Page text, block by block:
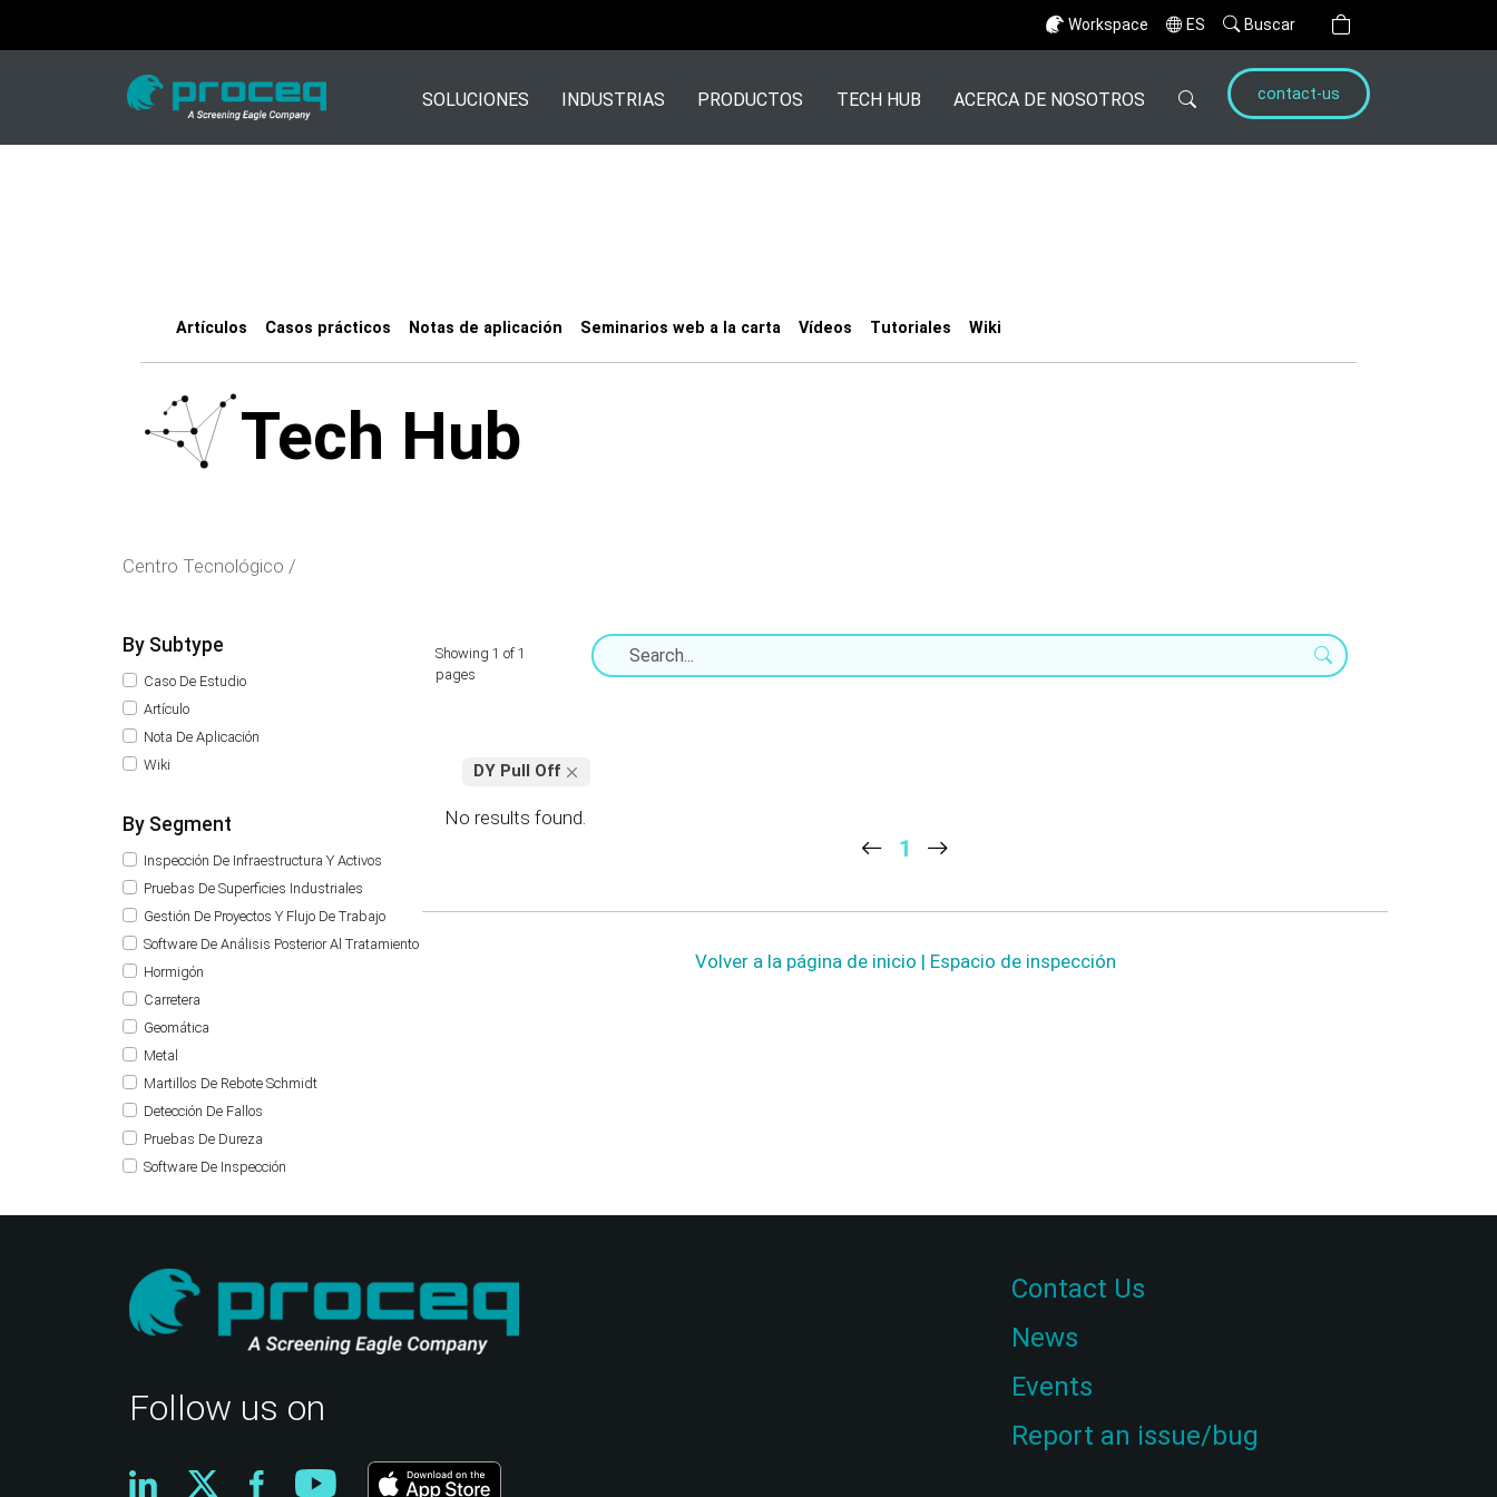
Workspace ES Buscar
SOLUCIONES INDUSTRIAS PRODUCTOS TECH HUB ACERCA DE NOSOTROS contact-us
Artículos Casos prácticos Notas de aplicación Seminarios web a la carta Vídeos Tutoriales Wiki
Tech Hub
Centro Tecnológico /
By Subtype
Caso De Estudio
Artículo
Nota De Aplicación
Wiki
By Segment
Inspección De Infraestructura Y Activos
Pruebas De Superficies Industriales
Gestión De Proyectos Y Flujo De Trabajo
Software De Análisis Posterior Al Tratamiento
Hormigón
Carretera
Geomática
Metal
Martillos De Rebote Schmidt
Detección De Fallos
Pruebas De Dureza
Software De Inspección
Showing 1 of 1
pages
DY Pull Off
No results found.
1
Volver a la página de inicio | Espacio de inspección
Follow us on
Contact Us
News
Events
Report an issue/bug